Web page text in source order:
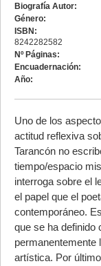
Biografía Autor:
Género:
ISBN:
8242282582
Nº Páginas:
Encuadernación:
Año:
Uno de los
actitud reflexiva
Tarancón no
tiempo/espacio
interroga sobre el
el papel que el
contemporáneo.
que se ha definido
permanentemente
artística. Por